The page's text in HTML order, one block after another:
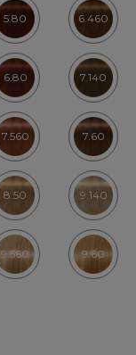
5.80 6.460
6.80 7.140
7.560 7.60
8.50 9.140
9.560 9.60